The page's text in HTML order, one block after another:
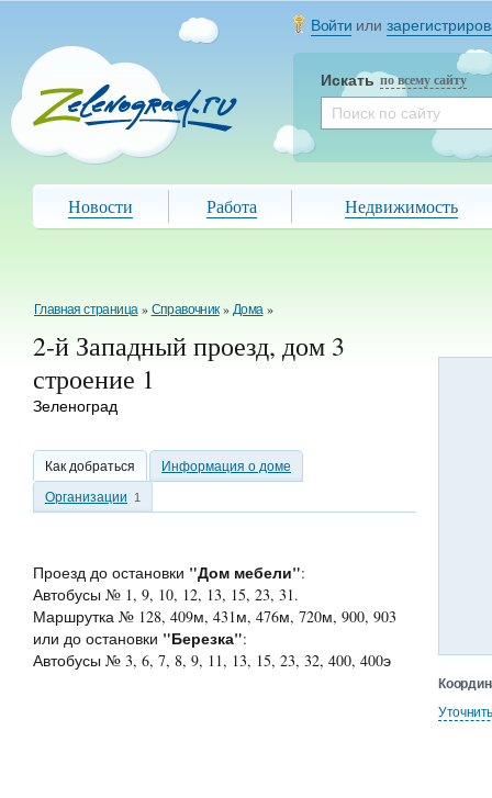
Войти или
Искать по всему сайту
Новости Работа Недвижимость
Главная страница »Справочник » Дома »
2-й Западный проезд, дом 3
строение 1
Зеленоград
Как добраться
Информация о доме
Организации
1
Проезд до остановки "Дом мебели":
Автобусы № 1, 9, 10, 12, 13, 15, 23, 31.
Маршрутка № 128, 409м, 431м, 476м, 720м, 900, 903
или до остановки "Березка":
Автобусы № 3, 6, 7, 8, 9, 11, 13, 15, 23, 32, 400, 400э